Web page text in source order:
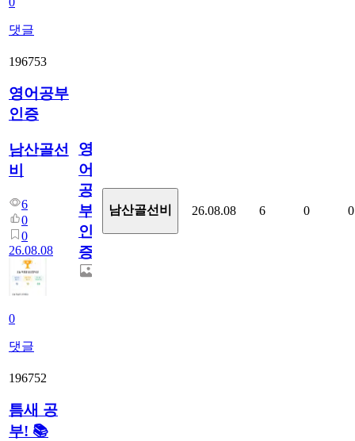
댓글
196753
영어공부
인증
남산골선
비
6
0
0
26.08.08
0
댓글
영
어
공
부
인
증
남산골선비 26.08.08 6 0 0
196752
틈새 공
부! 📚